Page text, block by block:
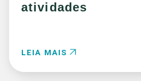
atividades
LEIA MAIS